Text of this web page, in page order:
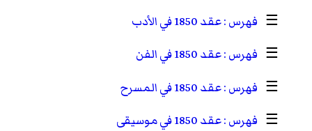
☰
عقد 1850 في الأدب
☰
عقد 1850 في الفن
☰
عقد 1850 في المسرح
☰
عقد 1850 في موسيقى